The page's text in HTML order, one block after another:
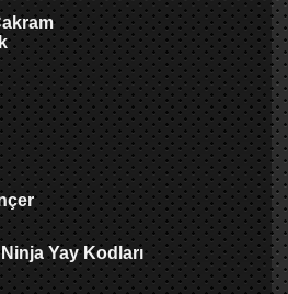
Yay Kodları